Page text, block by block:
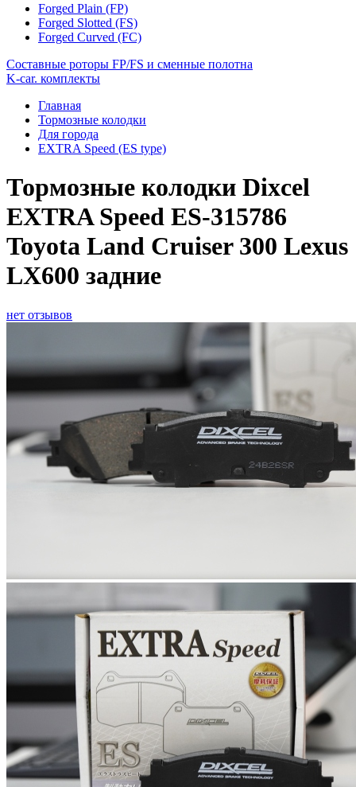
Forged Plain (FP)
Forged Slotted (FS)
Forged Curved (FC)
Составные роторы FP/FS и сменные полотна
K-car. комплекты
Главная
Тормозные колодки
Для города
EXTRA Speed (ES type)
Тормозные колодки Dixcel
EXTRA Speed ES-315786
Toyota Land Cruiser 300 Lexus
LX600 задние
нет отзывов